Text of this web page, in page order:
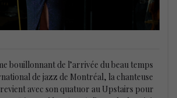
bouillonnant de l’arrivée du beau temps
de jazz de Montréal, la chanteuse
avec son quatuor au Upstairs pour